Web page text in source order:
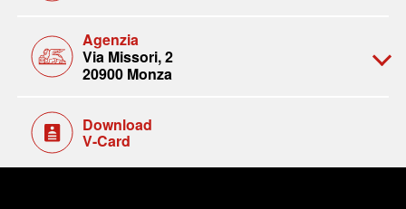
Agenzia
Via Missori, 2
20900 Monza
Download
V-Card